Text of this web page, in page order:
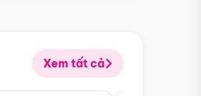
Xem tất cả
Điểm nổi bật